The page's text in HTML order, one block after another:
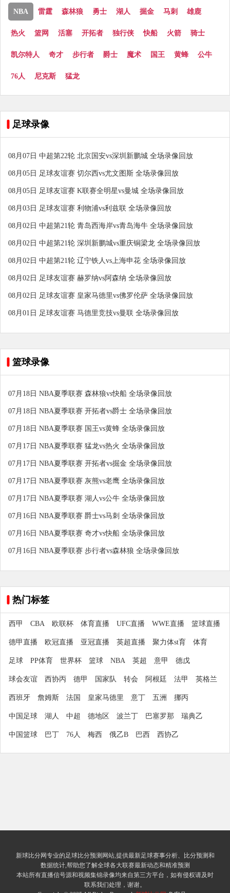
NBA 雷霆 森林狼 勇士 湖人 掘金 马刺 雄鹿
热火 篮网 活塞 开拓者 独行侠 快船 火箭 骑士
凯尔特人 奇才 步行者 爵士 魔术 国王 黄蜂 公牛
76人 尼克斯 猛龙
足球录像
08月07日 中超第22轮 北京国安vs深圳新鹏城 全场录像回放
08月05日 足球友谊赛 切尔西vs尤文图斯 全场录像回放
08月05日 足球友谊赛 K联赛全明星vs曼城 全场录像回放
08月03日 足球友谊赛 利物浦vs利兹联 全场录像回放
08月02日 中超第21轮 青岛西海岸vs青岛海牛 全场录像回放
08月02日 中超第21轮 深圳新鹏城vs重庆铜梁龙 全场录像回放
08月02日 中超第21轮 辽宁铁人vs上海申花 全场录像回放
08月02日 足球友谊赛 赫罗纳vs阿森纳 全场录像回放
08月02日 足球友谊赛 皇家马德里vs佛罗伦萨 全场录像回放
08月01日 足球友谊赛 马德里竞技vs曼联 全场录像回放
篮球录像
07月18日 NBA夏季联赛 森林狼vs快船 全场录像回放
07月18日 NBA夏季联赛 开拓者vs爵士 全场录像回放
07月18日 NBA夏季联赛 国王vs黄蜂 全场录像回放
07月17日 NBA夏季联赛 猛龙vs热火 全场录像回放
07月17日 NBA夏季联赛 开拓者vs掘金 全场录像回放
07月17日 NBA夏季联赛 灰熊vs老鹰 全场录像回放
07月17日 NBA夏季联赛 湖人vs公牛 全场录像回放
07月16日 NBA夏季联赛 爵士vs马刺 全场录像回放
07月16日 NBA夏季联赛 奇才vs快船 全场录像回放
07月16日 NBA夏季联赛 步行者vs森林狼 全场录像回放
热门标签
西甲 CBA 欧联杯 体育直播 UFC直播 WWE直播 篮球直播
德甲直播 欧冠直播 亚冠直播 英超直播 聚力体st育 体育
足球 PP体育 世界杯 篮球 NBA 英超 意甲 德戊
球会友谊 西协丙 德甲 国家队 转会 阿根廷 法甲 英格兰
西班牙 詹姆斯 法国 皇家马德里 意丁 五洲 挪丙
中国足球 湖人 中超 德地区 波兰丁 巴塞罗那 瑞典乙
中国篮球 巴丁 76人 梅西 俄乙B 巴西 西协乙
新球比分网专业的足球比分预测网站,提供最新足球赛事分析、比分预测和
数据统计,帮助您了解全球各大联赛最新动态和精准预测
本站所有直播信号源和视频集锦录像均来自第三方平台，如有侵权请及时
联系我们处理，谢谢。